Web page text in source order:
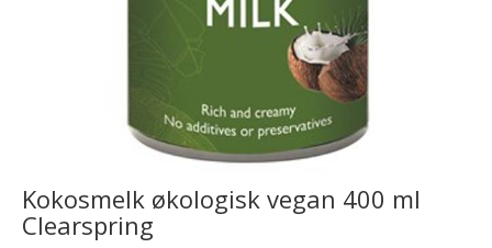
Kokosmelk økologisk vegan 400 ml
Clearspring